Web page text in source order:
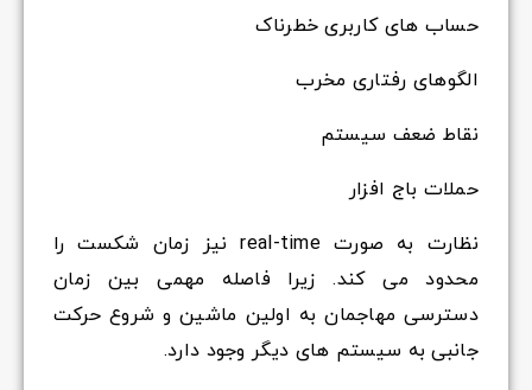
حساب های کاربری خطرناک
الگوهای رفتاری مخرب
نقاط ضعف سیستم
حملات باج افزار
نظارت به صورت real-time نیز زمان شکست را
محدود می کند. زیرا فاصله مهمی بین زمان
دسترسی مهاجمان به اولین ماشین و شروع حرکت
جانبی به سیستم های دیگر وجود دارد.